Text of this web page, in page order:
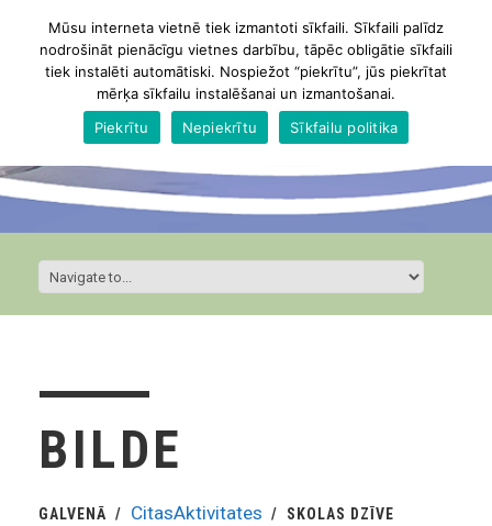
BILDE
GALVENĀ CitasAktivitates
SKOLAS DZĪVE
Mūsu interneta vietnē tiek izmantoti sīkfaili. Sīkfaili palīdz
nodrošināt pienācīgu vietnes darbību, tāpēc obligātie sīkfaili
tiek instalēti automātiski. Nospiežot “piekrītu”, jūs piekrītat
mērķa sīkfailu instalēšanai un izmantošanai.
Piekrītu
Nepiekrītu Sīkfailu politika